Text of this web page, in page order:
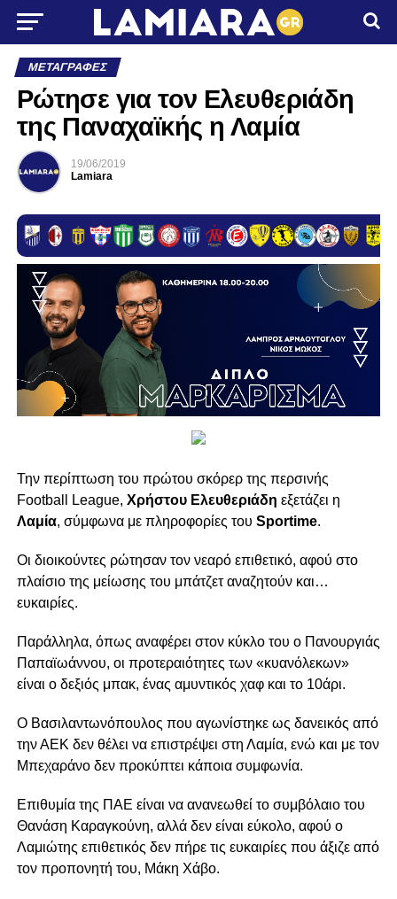
ΜΕΤΑΓΡΑΦΈΣ
Ρώτησε για τον Ελευθεριάδη
της Παναχαϊκής η Λαμία
19/06/2019
Lamiara
Την περίπτωση του πρώτου σκόρερ της περσινής
Football League, Xρήστου Ελευθεριάδη εξετάζει η
Λαμία, σύμφωνα με πληροφορίες του Sportime.
Οι διοικούντες ρώτησαν τον νεαρό επιθετικό, αφού στο
πλαίσιο της μείωσης του μπάτζετ αναζητούν και…
ευκαιρίες.
Παράλληλα, όπως αναφέρει στον κύκλο του ο Πανουργιάς
Παπαϊωάννου, οι προτεραιότητες των «κυανόλεκων»
είναι ο δεξιός μπακ, ένας αμυντικός χαφ και το 10άρι.
Ο Βασιλαντωνόπουλος που αγωνίστηκε ως δανεικός από
την ΑΕΚ δεν θέλει να επιστρέψει στη Λαμία, ενώ και με τον
Μπεχαράνο δεν προκύπτει κάποια συμφωνία.
Επιθυμία της ΠΑΕ είναι να ανανεωθεί το συμβόλαιο του
Θανάση Καραγκούνη, αλλά δεν είναι εύκολο, αφού ο
Λαμιώτης επιθετικός δεν πήρε τις ευκαιρίες που άξιζε από
τον προπονητή του, Μάκη Χάβο.